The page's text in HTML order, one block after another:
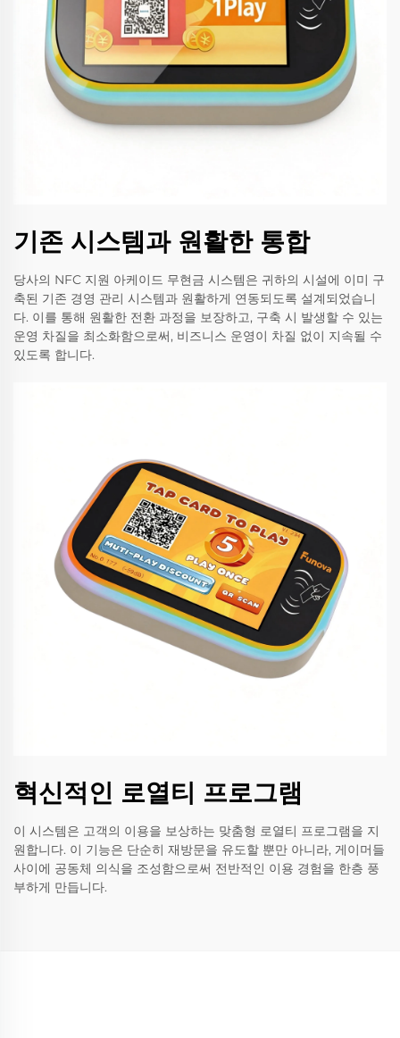
기존 시스템과 원활한 통합
당사의 NFC 지원 아케이드 무현금 시스템은 귀하의 시설에 이미 구
축된 기존 경영 관리 시스템과 원활하게 연동되도록 설계되었습니
다. 이를 통해 원활한 전환 과정을 보장하고, 구축 시 발생할 수 있는
운영 차질을 최소화함으로써, 비즈니스 운영이 차질 없이 지속될 수
있도록 합니다.
혁신적인 로열티 프로그램
이 시스템은 고객의 이용을 보상하는 맞춤형 로열티 프로그램을 지
원합니다. 이 기능은 단순히 재방문을 유도할 뿐만 아니라, 게이머들
사이에 공동체 의식을 조성함으로써 전반적인 이용 경험을 한층 풍
부하게 만듭니다.